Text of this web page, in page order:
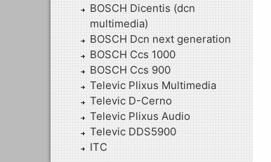
BOSCH Dicentis (dcn
multimedia)
BOSCH Dcn next generation
BOSCH Ccs 1000
BOSCH Ccs 900
Televic Plixus Multimedia
Televic D-Cerno
Televic Plixus Audio
Televic DDS5900
ITC